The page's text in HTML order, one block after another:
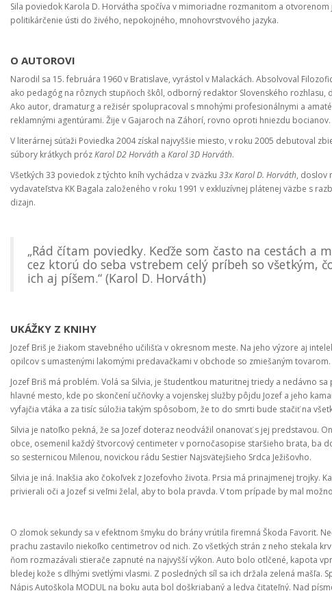
Sila poviedok Karola D. Horvátha spočíva v mimoriadne rozmanitom a
politikárčenie ústi do živého, nepokojného, ​​mnohovrstvového jazyka.
O AUTOROVI
Narodil sa 15. februára 1960 v Bratislave, vyrástol v Malackách. Absolvoval
ako pedagóg na rôznych stupňoch škôl, odborný redaktor Slovenského rozhlasu,
Ako autor, dramaturg a režisér spolupracoval s mnohými profesionálnymi a
reklamnými agentúrami. Žije v Gajaroch na Záhorí, rovno oproti hniezdu bocianov.
V literárnej súťaži Poviedka 2004 získal najvyššie miesto, v roku 2005 debutoval
súbory krátkych prózKarol D2 Horváth a Karol 3D Horváth.
Všetkých 33 poviedok z týchto kníh vychádza v zväzku 33x Karol D. Horváth, doslov
vydavateľstva KK Bagala založeného v roku 1991 v exkluzívnej plátenej väzbe s
dizajn.
„Rád čítam poviedky. Keďže som často na cestách
cez ktorú do seba vstrebem celý príbeh so všetkým,
ich aj píšem.“ (Karol D. Horváth)
UKÁŽKY Z KNIHY
Jozef Briš je žiakom stavebného učilišťa v okresnom meste. Na jeho výzore aj
opilcov s umastenými lakomými predavačkami v obchode so zmiešaným tovarom.
Jozef Briš má problém. Volá sa Silvia, je študentkou maturitnej triedy a nedávno
hlavné mesto, kde po skončení učňovky a vojenskej služby pôjdu Jozef a jeho
vyfajčia vtáka a za tisíc súložia takým spôsobom, že to do smrti bude stačiť na
Silvia je natoľko pekná, že sa Jozef doteraz neodvážil onanovať s jej predstavou.
obce, osemenil každý štvorcový centimeter v pornočasopise staršieho brata, ba
so sesternicou Milenou, novickou rádu Sestier Najsvätejšieho Srdca Ježišovho.
Silvia je iná. Inakšia ako čokoľvek z Jozefovho života. Prsia má prinajmenej trojky.
privierali oči a Jozef si veľmi želal, aby to bola pravda. V tom prípade by mal
O zlomok sekundy sa v efektnom šmyku do brány vrútila firemná Škoda Favorit.
prachu zastavilo niekoľko centimetrov od nich. Zo všetkých strán z neho stekala
ňom rozmazávali stierače zapnuté na najvyšší výkon. Auto bolo otlčené, kapota
bledej kože s dlhými svetlými vlasmi. Z posledných síl sa ich držala zelená mašľa.
Nápis Autoškola MODUL na boku auta bol doškriabaný a ledva čitateľný. Nad